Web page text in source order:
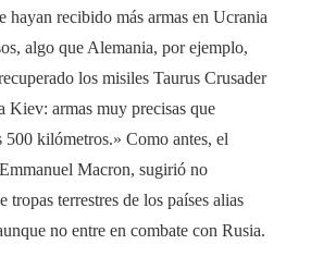
hayan recibido más armas en Ucrania
algo que Alemania, por ejemplo,
los misiles Taurus Crusader
Kiev: armas muy precisas que
500 kilómetros.» Como antes, el
Macron, sugirió no
tropas terrestres de los países alias
no entre en combate con Rusia.